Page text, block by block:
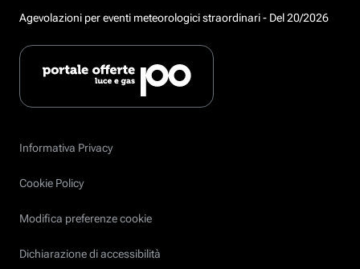
Agevolazioni per eventi meteorologici straordinari - Del 20/2026
Informativa Privacy
Cookie Policy
Modifica preferenze cookie
Dichiarazione di accessibilità